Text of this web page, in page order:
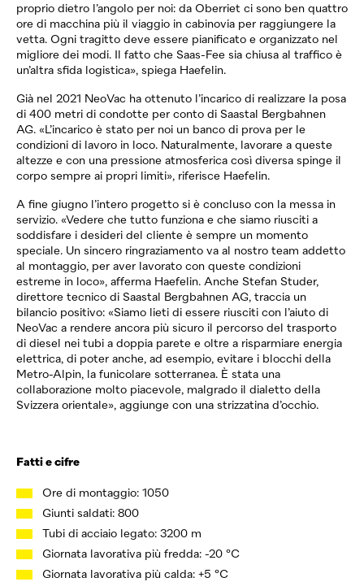
proprio dietro l’angolo per noi: da Oberriet ci sono ben quattro
ore di macchina più il viaggio in cabinovia per raggiungere la
vetta. Ogni tragitto deve essere pianificato e organizzato nel
migliore dei modi. Il fatto che Saas-Fee sia chiusa al traffico è
un’altra sfida logistica», spiega Haefelin.
Già nel 2021 NeoVac ha ottenuto l’incarico di realizzare la posa
di 400 metri di condotte per conto di Saastal Bergbahnen
AG. «L’incarico è stato per noi un banco di prova per le
condizioni di lavoro in loco. Naturalmente, lavorare a queste
altezze e con una pressione atmosferica così diversa spinge il
corpo sempre ai propri limiti», riferisce Haefelin.
A fine giugno l’intero progetto si è concluso con la messa in
servizio. «Vedere che tutto funziona e che siamo riusciti a
soddisfare i desideri del cliente è sempre un momento
speciale. Un sincero ringraziamento va al nostro team addetto
al montaggio, per aver lavorato con queste condizioni
estreme in loco», afferma Haefelin. Anche Stefan Studer,
direttore tecnico di Saastal Bergbahnen AG, traccia un
bilancio positivo: «Siamo lieti di essere riusciti con l’aiuto di
NeoVac a rendere ancora più sicuro il percorso del trasporto
di diesel nei tubi a doppia parete e oltre a risparmiare energia
elettrica, di poter anche, ad esempio, evitare i blocchi della
Metro-Alpin, la funicolare sotterranea. È stata una
collaborazione molto piacevole, malgrado il dialetto della
Svizzera orientale», aggiunge con una strizzatina d’occhio.
Fatti e cifre
Ore di montaggio: 1050
Giunti saldati: 800
Tubi di acciaio legato: 3200 m
Giornata lavorativa più fredda: -20 °C
Giornata lavorativa più calda: +5 °C